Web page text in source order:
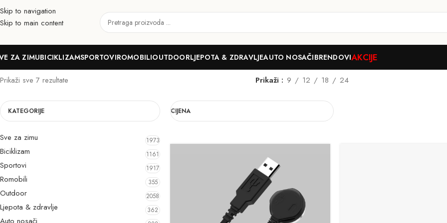
Skip to navigation
Skip to main content
ZA ZIMUBICIKLIZAMSPORTOVIROMOBILIOUTDOORLJEPOTA & ZDRAVLJEAUTO NOSAČIBRENDOVIAKCIJE
Punjači
Prikaži sve 7 rezultate Prikaži 9 12 18 24
KATEGORIJE
Sve za zimu 1973
Biciklizam 1161
Sportovi 1917
Romobili 355
Outdoor 2058
Ljepota & zdravlje 362
CIJENA